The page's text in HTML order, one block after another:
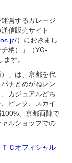
営するガレージ
信販売サイト
）におきまし
柄）」（YG-
す。
）」は、京都を代
ナとめがねレン
カジュアルどち
ピンク、スカイ
、京都西陣で
ルショップでの
ＴＣオフィシャル